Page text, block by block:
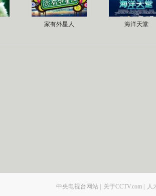
家有外星人 海洋天堂
中央电视台网站 | 关于CCTV.com | 人